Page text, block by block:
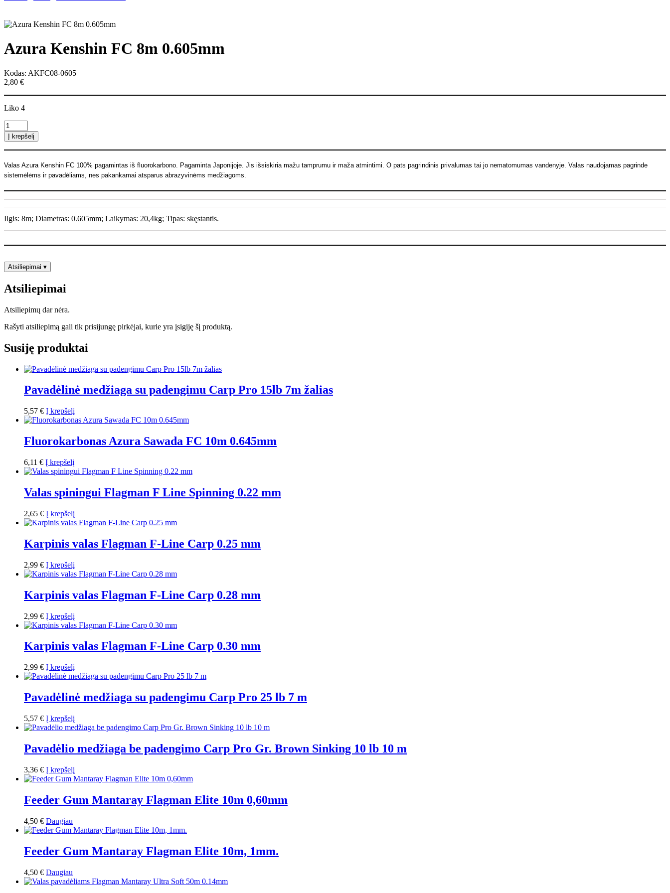
Azura Kenshin FC 8m 0.605mm
Kodas: AKFC08-0605
2,80 €
Liko 4
produkto
kiekis:
Azura
Kenshin
8m
0.605mm
Į krepšelį
Valas Azura Kenshin FC 100% pagamintas iš fluorokarbono. Pagaminta Japonijoje. Jis išsiskiria mažu tamprumu ir maža atmintimi. O pats pagrindinis privalumas tai jo nematomumas vandenyje. Valas naudojamas pagrinde
sistemėlėms ir pavadėliams, nes pakankamai atsparus abrazyvinėms medžiagoms.
Ilgis: 8m; Diametras: 0.605mm; Laikymas: 20,4kg; Tipas: skęstantis.
Atsiliepimai ▾
Atsiliepimai
Atsiliepimų dar nėra.
Rašyti atsiliepimą gali tik prisijungę pirkėjai, kurie yra įsigiję šį produktą.
Susiję produktai
Pavadėlinė medžiaga su padengimu Carp Pro 15lb 7m žalias
5,57 € Į krepšelį
Fluorokarbonas Azura Sawada FC 10m 0.645mm
6,11 € Į krepšelį
Valas spiningui Flagman F Line Spinning 0.22 mm
2,65 € Į krepšelį
Karpinis valas Flagman F-Line Carp 0.25 mm
2,99 € Į krepšelį
Karpinis valas Flagman F-Line Carp 0.28 mm
2,99 € Į krepšelį
Karpinis valas Flagman F-Line Carp 0.30 mm
2,99 € Į krepšelį
Pavadėlinė medžiaga su padengimu Carp Pro 25 lb 7 m
5,57 € Į krepšelį
Pavadėlio medžiaga be padengimo Carp Pro Gr. Brown Sinking 10 lb 10 m
3,36 € Į krepšelį
Feeder Gum Mantaray Flagman Elite 10m 0,60mm
4,50 € Daugiau
Feeder Gum Mantaray Flagman Elite 10m, 1mm.
4,50 € Daugiau